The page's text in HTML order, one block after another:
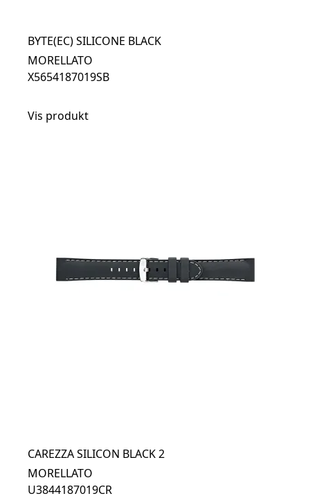
BYTE(EC) SILICONE BLACK
MORELLATO
X5654187019SB
Vis produkt
CAREZZA SILICON BLACK 2
MORELLATO
U3844187019CR